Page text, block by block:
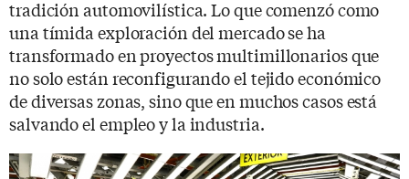
tradición automovilística. Lo que comenzó como
una tímida exploración del mercado se ha
transformado en proyectos multimillonarios que
no solo están reconfigurando el tejido económico
de diversas zonas, sino que en muchos casos está
salvando el empleo y la industria.